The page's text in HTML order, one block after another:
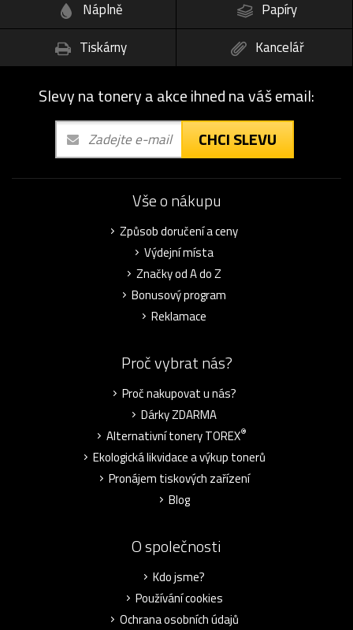
Náplně
Papíry
Tiskárny
Kancelář
Slevy na tonery a akce ihned na váš email:
CHCI SLEVU
Vše o nákupu
Způsob doručení a ceny
Výdejní místa
Značky od A do Z
Bonusový program
Reklamace
Proč vybrat nás?
Proč nakupovat u nás?
Dárky ZDARMA
Alternativní tonery TOREX®
Ekologická likvidace a výkup tonerů
Pronájem tiskových zařízení
Blog
O společnosti
Kdo jsme?
Používání cookies
Ochrana osobních údajů